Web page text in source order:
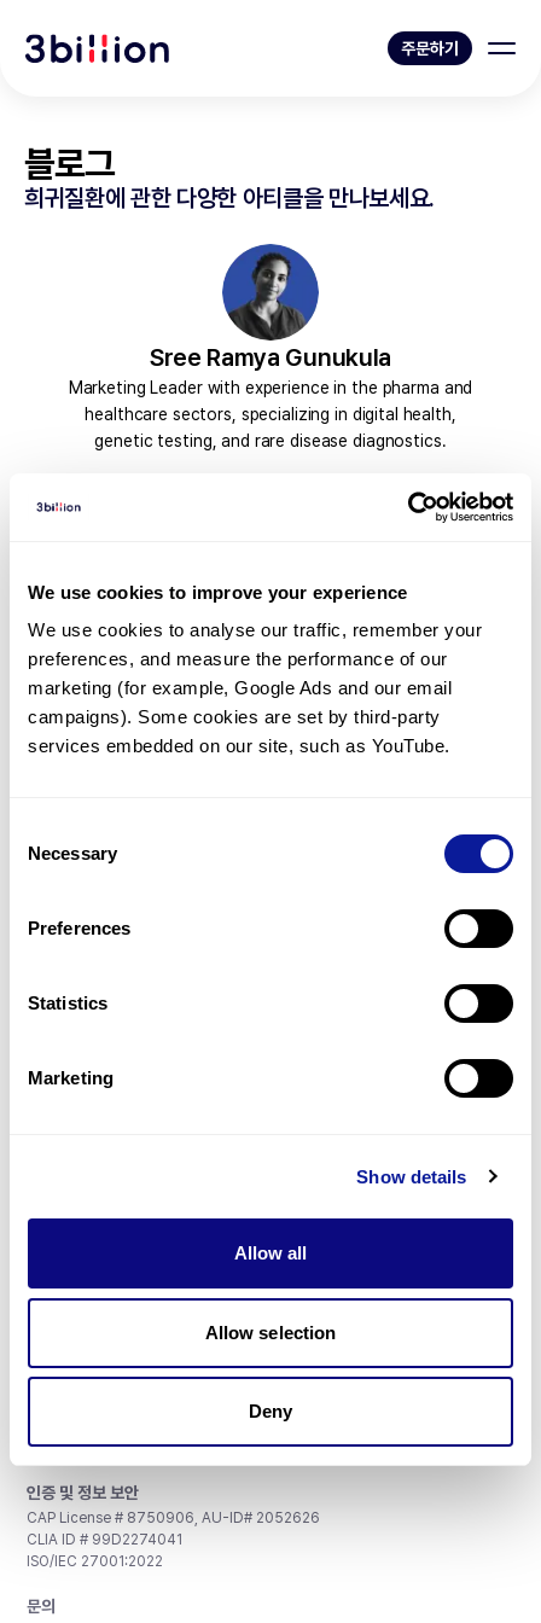
We use cookies to improve your experience
We use cookies to analyse our traffic, remember your
preferences, and measure the performance of our
marketing (for example, Google Ads and our email
campaigns). Some cookies are set by third-party
services embedded on our site, such as YouTube.
Selection
Necessary
Preferences
Statistics
Marketing
Show details
Allow all
Allow selection
Deny
주문하기
블로그
희귀질환에 관한 다양한 아티클을 만나보세요.
Sree Ramya Gunukula
Marketing Leader with experience in the pharma and
healthcare sectors, specializing in digital health,
genetic testing, and rare disease diagnostics.
This author 카테고리의 포스팅이 없습니다.
다른 컨텐츠 둘러보기
Gene browser
주식회사 쓰리빌리언
대표이사: 금창원
인증 및 정보 보안
CAP License # 8750906, AU-ID# 2052626
CLIA ID # 99D2274041
ISO/IEC 27001:2022
문의